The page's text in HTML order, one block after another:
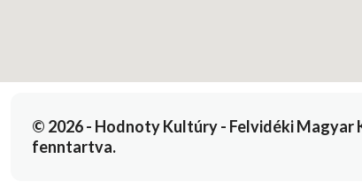
© 2026 - Hodnoty Kultúry - Felvidéki Magyar
fenntartva.